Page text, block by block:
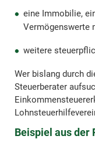
eine Immobilie,
Vermögenswerte
weitere
Wer bislang durch
Steuerberater
Beispiel aus